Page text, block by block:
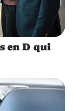
en D qui